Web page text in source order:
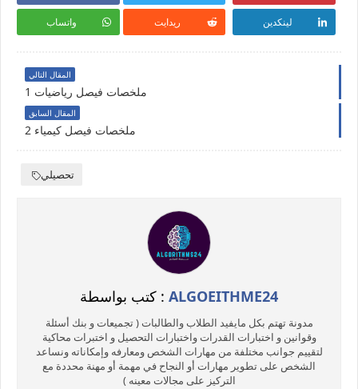
واتساب ريدايت لينكدين
المقال التالي
ملخصات فيصل رياضيات 1
المقال السابق
ملخصات فيصل كيمياء 2
تحصيلي
كتب بواسطة : ALGOEITHME24
مدونة تهتم بكل مايفيد الطلاب والطالبات ( تجميعات و بنك أسئلة
وقوانين و اختبارات القدرات واختبارات التحصيل و اختبرات محاكية
لتقييم جوانب مختلفة من مهارات الشخص ومعارفه وإمكاناته ونساعد
الشخص على تطوير مهارات أو النجاح في مهمة أو مهنة محددة مع
التركيز على مجالات معينه )